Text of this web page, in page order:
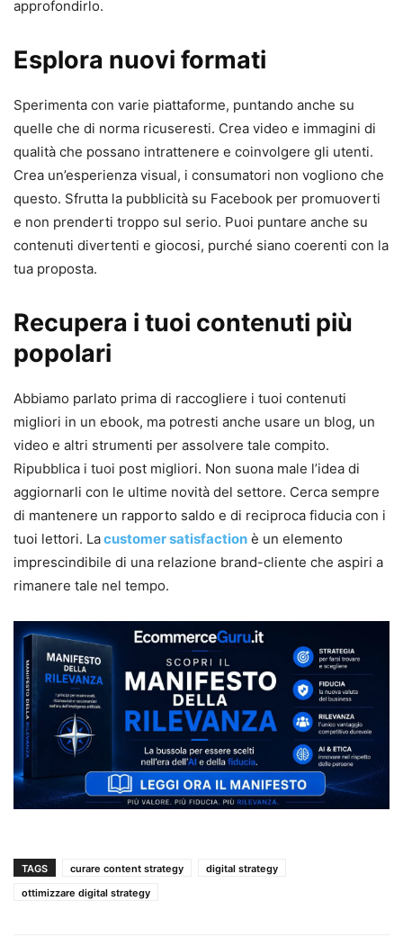
approfondirlo.
Esplora nuovi formati
Sperimenta con varie piattaforme, puntando anche su
quelle che di norma ricuseresti. Crea video e immagini di
qualità che possano intrattenere e coinvolgere gli utenti.
Crea un’esperienza visual, i consumatori non vogliono che
questo. Sfrutta la pubblicità su Facebook per promuoverti
e non prenderti troppo sul serio. Puoi puntare anche su
contenuti divertenti e giocosi, purché siano coerenti con la
tua proposta.
Recupera i tuoi contenuti più
popolari
Abbiamo parlato prima di raccogliere i tuoi contenuti
migliori in un ebook, ma potresti anche usare un blog, un
video e altri strumenti per assolvere tale compito.
Ripubblica i tuoi post migliori. Non suona male l’idea di
aggiornarli con le ultime novità del settore. Cerca sempre
di mantenere un rapporto saldo e di reciproca fiducia con i
tuoi lettori. Lacustomer satisfaction è un elemento
imprescindibile di una relazione brand-cliente che aspiri a
rimanere tale nel tempo.
TAGS curare content strategy
digital strategy
ottimizzare digital strategy